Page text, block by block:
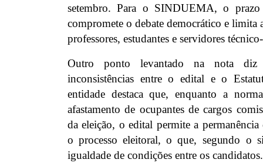
setembro. Para o SINDUEMA, o
compromete o debate democrático e limita
professores, estudantes e servidores
Outro ponto levantado na nota diz
inconsistências entre o edital e o
entidade destaca que, enquanto a
afastamento de ocupantes de cargos
da eleição, o edital permite a permanência
o processo eleitoral, o que, segundo o
igualdade de condições entre os candidatos.